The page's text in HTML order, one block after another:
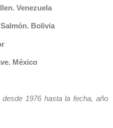
Venezuela
Bolivia
México
1976 hasta la fecha, año